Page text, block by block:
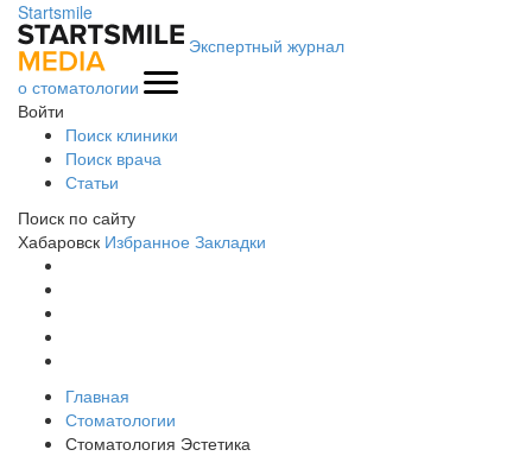
Startsmile
Экспертный журнал
о стоматологии
Войти
Поиск клиники
Поиск врача
Статьи
Поиск по сайту
Хабаровск Избранное Закладки
Главная
Стоматологии
Стоматология Эстетика